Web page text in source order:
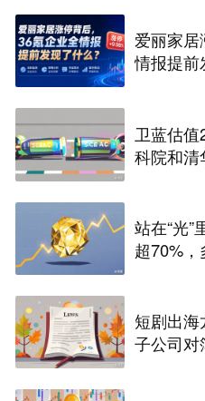
爱丽家
情报提前
卫蓝估
科院和清
站在“光”
超70%
短剧出
子公司对